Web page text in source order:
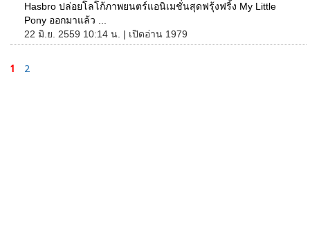
Hasbro ปล่อยโลโก้ภาพยนตร์แอนิเมชั่นสุดฟรุ้งฟริ้ง My Little
Pony ออกมาแล้ว ...
22 มิ.ย. 2559 10:14 น. | เปิดอ่าน 1979
1 2